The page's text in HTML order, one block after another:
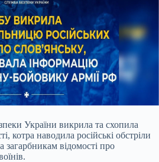
України викрила та схопила
котра наводила російські обстріли
загарбникам відомості про